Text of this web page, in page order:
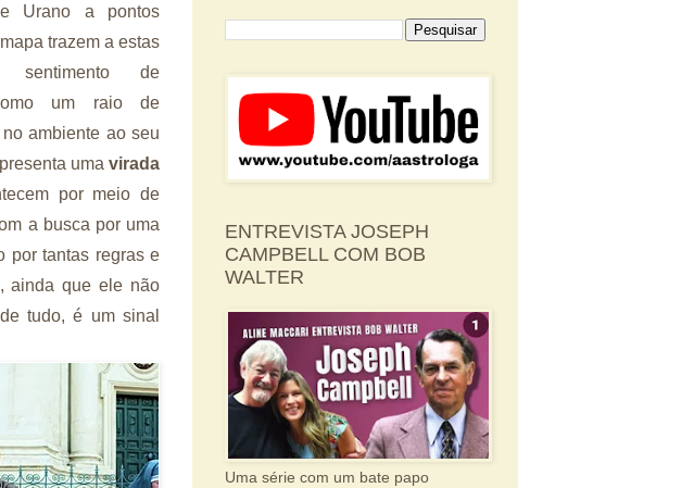
Urano a pontos
trazem a estas
sentimento de
um raio de
ambiente ao seu
umavirada
por meio de
a busca por uma
por tantas regras e
ainda que ele não
tudo, é um sinal
ENTREVISTA JOSEPH
CAMPBELL COM BOB
WALTER
Uma série com um bate papo